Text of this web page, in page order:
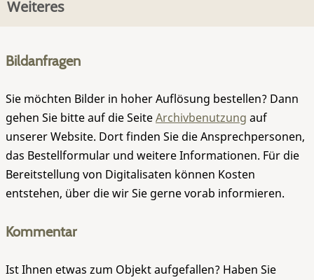
Weiteres
Bildanfragen
Sie möchten Bilder in hoher Auflösung bestellen? Dann
gehen Sie bitte auf die SeiteArchivbenutzung auf
unserer Website. Dort finden Sie die Ansprechpersonen,
das Bestellformular und weitere Informationen. Für die
Bereitstellung von Digitalisaten können Kosten
entstehen, über die wir Sie gerne vorab informieren.
Kommentar
Ist Ihnen etwas zum Objekt aufgefallen? Haben Sie